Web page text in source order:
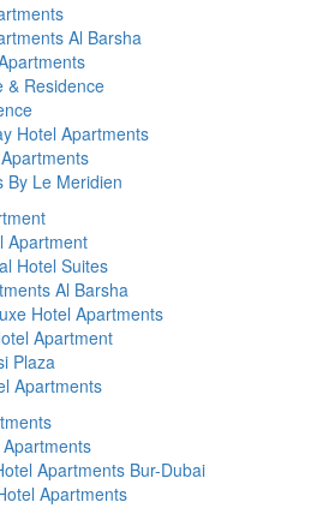
Al Barsha
& Residence
Hotel Apartments
By Le Meridien
Apartment
Hotel Suites
Al Barsha
Hotel Apartments
Apartment
Plaza
Apartments
Apartments Bur-Dubai
Apartments